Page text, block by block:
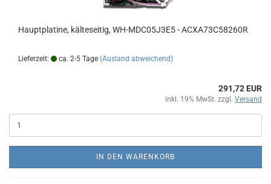
Hauptplatine, kälteseitig, WH-MDC05J3E5 - ACXA73C58260R
Lieferzeit: ca. 2-5 Tage (Ausland abweichend)
291,72 EUR
inkl. 19% MwSt. zzgl. Versand
IN DEN WARENKORB